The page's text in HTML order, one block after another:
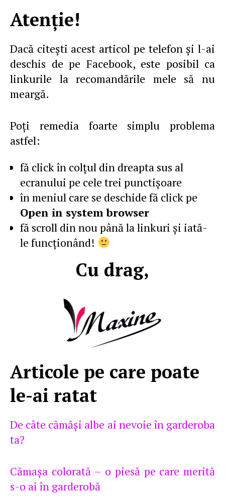
Atenţie!
Dacă citeşti acest articol pe telefon şi l-ai
deschis de pe Facebook, este posibil ca
linkurile la recomandările mele să nu
meargă.
Poţi remedia foarte simplu problema
astfel:
fă click în colţul din dreapta sus al
ecranului pe cele trei punctişoare
în meniul care se deschide fă click pe
Open in system browser
fă scroll din nou până la linkuri şi iată-
le funcţionând!
Cu drag,
Articole pe care poate
le-ai ratat
De câte cămăşi albe ai nevoie în garderoba
ta?
Cămaşa colorată – o piesă pe care merită
s-o ai în garderobă